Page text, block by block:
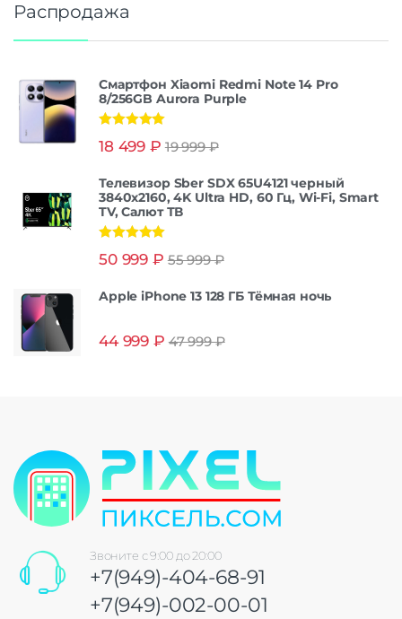
Распродажа
Смартфон Xiaomi Redmi Note 14 Pro
8/256GB Aurora Purple
из 5
18 499 ₽ 19 999₽
Телевизор Sber SDX 65U4121 черный
3840x2160, 4K Ultra HD, 60 Гц, Wi-Fi, Smart
TV, Салют ТВ
из 5
50 999 ₽ 55 999₽
Apple iPhone 13 128 ГБ Тёмная ночь
44 999 ₽ 47 999₽
Звоните с 9:00 до 20:00
+7(949)-404-68-91
+7(949)-002-00-01